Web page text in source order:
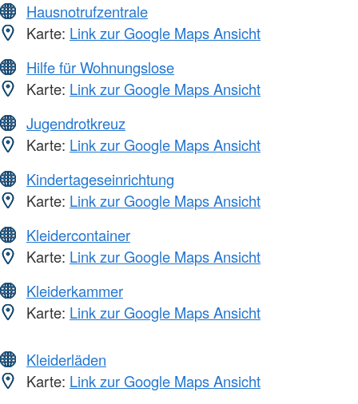
Hausnotrufzentrale
Karte: Link zur Google Maps Ansicht
Hilfe für Wohnungslose
Karte: Link zur Google Maps Ansicht
Jugendrotkreuz
Karte: Link zur Google Maps Ansicht
Kindertageseinrichtung
Karte: Link zur Google Maps Ansicht
Kleidercontainer
Karte: Link zur Google Maps Ansicht
Kleiderkammer
Karte: Link zur Google Maps Ansicht
Kleiderläden
Karte: Link zur Google Maps Ansicht